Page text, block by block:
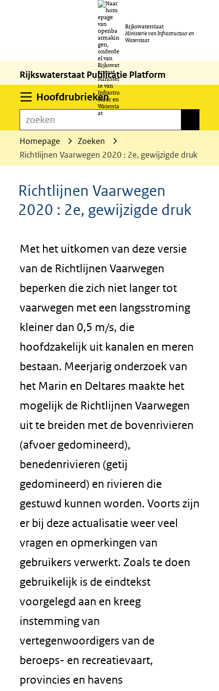
naar
de
inhoud
Rijkswaterstaat
Ministerie van Infrastructuur en
Waterstaat
Rijkswaterstaat Publicatie Platform
HoofdrubriekenUitklappen
zoeken
Homepage
Zoeken
Richtlijnen Vaarwegen 2020 : 2e, gewijzigde druk
Richtlijnen Vaarwegen
2020 : 2e, gewijzigde druk
Met het uitkomen van deze versie
van de Richtlijnen Vaarwegen
beperken die zich niet langer tot
vaarwegen met een langsstroming
kleiner dan 0,5 m/s, die
hoofdzakelijk uit kanalen en meren
bestaan. Meerjarig onderzoek van
het Marin en Deltares maakte het
mogelijk de Richtlijnen Vaarwegen
uit te breiden met de bovenrivieren
(afvoer gedomineerd),
benedenrivieren (getij
gedomineerd) en rivieren die
gestuwd kunnen worden. Voorts zijn
er bij deze actualisatie weer veel
vragen en opmerkingen van
gebruikers verwerkt. Zoals te doen
gebruikelijk is de eindtekst
voorgelegd aan en kreeg
instemming van
vertegenwoordigers van de
beroeps- en recreatievaart,
provincies en havens